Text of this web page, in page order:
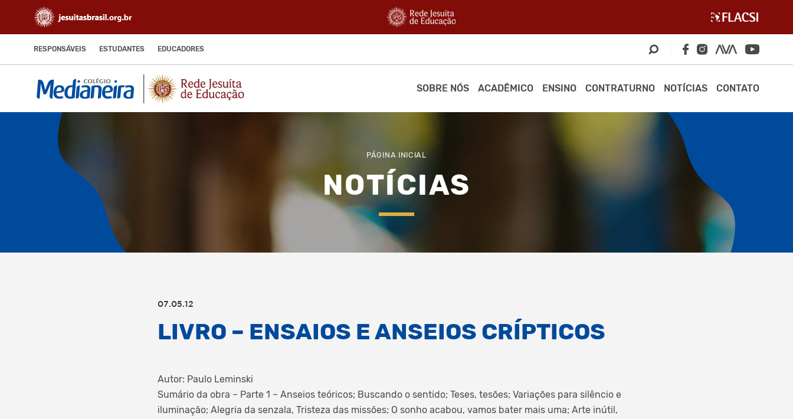
RESPONSÁVEIS ESTUDANTES EDUCADORES
SOBRE NÓS ACADÊMICO ENSINO CONTRATURNO NOTÍCIAS CONTATO
PÁGINA INICIAL
NOTÍCIAS
07.05.12
LIVRO – ENSAIOS E ANSEIOS CRÍPTICOS
Autor: Paulo Leminski
Sumário da obra – Parte 1 – Anseios teóricos; Buscando o sentido; Teses, tesões; Variações para silêncio e
iluminação; Alegria da senzala, Tristeza das missões; O sonho acabou, vamos bater mais uma; Arte inútil,